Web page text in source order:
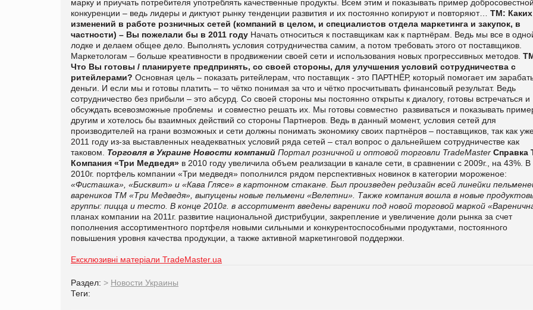
марку и приучать потребителя употреблять качественные продукты. Всем этим и показывать пример добросовестной
конкуренции – ведь лидеры и диктуют рынку тенденции развития и их постоянно копируют и повторяют… ТМ: Каких
изменений в работе розничных сетей (компаний в целом, и специалистов отдела маркетинга и закупок, в
частности) – Вы пожелали бы в 2011 году Начать относиться к поставщикам как к партнёрам. Ведь мы все в
лодке и делаем общее дело. Выполнять условия сотрудничества самим, а потом требовать этого от поставщиков.
Маркетологам – больше креативности в продвижении своей сети и использования новых прогрессивных методов.
Что Вы готовы / планируете предпринять, со своей стороны, для улучшения условий сотрудничества с
ритейлерами? Основная цель – показать ритейлерам, что поставщик - это ПАРТНЁР, который помогает им
деньги. И если мы и готовы платить – то чётко понимая за что и чётко просчитывать финансовый результат. Ведь
сотрудничество без прибыли – это абсурд. Со своей стороны мы постоянно открыты к диалогу, готовы встречаться и
обсуждать всевозможные проблемы и совместно решать их. Мы готовы совместно развиваться и показывать
другим и хотелось бы взаимных действий со стороны Партнеров. Ведь в данный момент, условия сетей для
производителей на грани возможных и сети должны понимать экономику своих партнёров – поставщиков, так как
2011 году из-за выставленных неадекватных условий ряда сетей – стал вопрос о дальнейшем сотрудничестве как
таковом. Торговля в Украине Новости компаний Портал розничной и оптовой торговли TradeMaster Справка
Компания «Три Медведя» в 2010 году увеличила объем реализации в канале сети, в сравнении с 2009г., на 43%. В
2010г. портфель компании «Три медведя» пополнился рядом перспективных новинок в категории мороженое:
«Фисташка», «Бисквит» и «Кава Глясе» в картонном стакане. Был произведен редизайн всей линейки
вареников ТМ «Три Медведя», выпущены новые пельмени «Велетни». Также компания вошла в новые
группы: пицца и тесто. В конце 2010г. в ассортимент введены вареники под новой торговой маркой
планах компании на 2011г. развитие национальной дистрибуции, закрепление и увеличение доли рынка за счет
пополнения ассортиментного портфеля новыми сильными и конкурентоспособными продуктами, постоянного
повышения уровня качества продукции, а также активной маркетинговой поддержки.
Ексклюзивні матеріали TradeMaster.ua
Раздел: > Новости Украины
Теги: